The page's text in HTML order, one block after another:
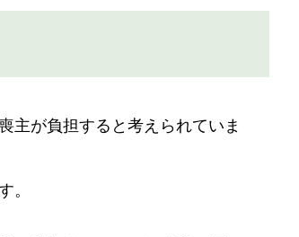
主が負担すると考えられていま
。